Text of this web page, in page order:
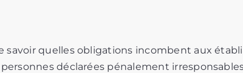
savoir quelles obligations incombent aux
déclarées pénalement